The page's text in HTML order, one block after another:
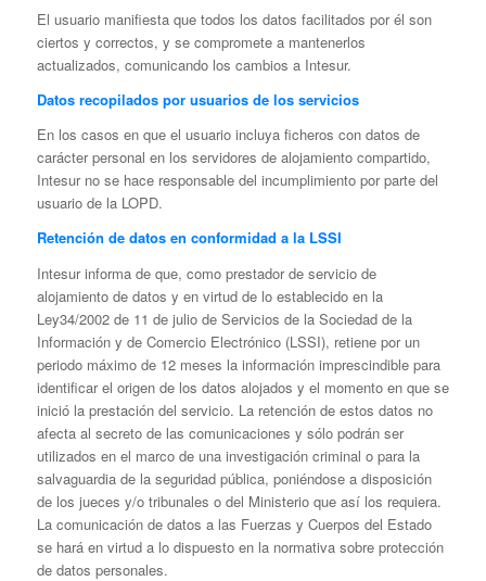
El usuario manifiesta que todos los datos facilitados por él son
ciertos y correctos, y se compromete a mantenerlos
actualizados, comunicando los cambios a Intesur.
Datos recopilados por usuarios de los servicios
En los casos en que el usuario incluya ficheros con datos de
carácter personal en los servidores de alojamiento compartido,
Intesur no se hace responsable del incumplimiento por parte del
usuario de la LOPD.
Retención de datos en conformidad a la LSSI
Intesur informa de que, como prestador de servicio de
alojamiento de datos y en virtud de lo establecido en la
Ley34/2002 de 11 de julio de Servicios de la Sociedad de la
Información y de Comercio Electrónico (LSSI), retiene por un
periodo máximo de 12 meses la información imprescindible para
identificar el origen de los datos alojados y el momento en que se
inició la prestación del servicio. La retención de estos datos no
afecta al secreto de las comunicaciones y sólo podrán ser
utilizados en el marco de una investigación criminal o para la
salvaguardia de la seguridad pública, poniéndose a disposición
de los jueces y/o tribunales o del Ministerio que así los requiera.
La comunicación de datos a las Fuerzas y Cuerpos del Estado
se hará en virtud a lo dispuesto en la normativa sobre protección
de datos personales.